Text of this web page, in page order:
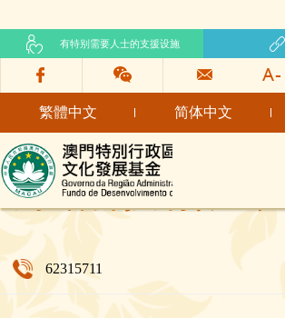
有特别需要人士的支援设施
繁體中文 简体中文
文化发展基金网页
鐏铂科技有限公司
62315711